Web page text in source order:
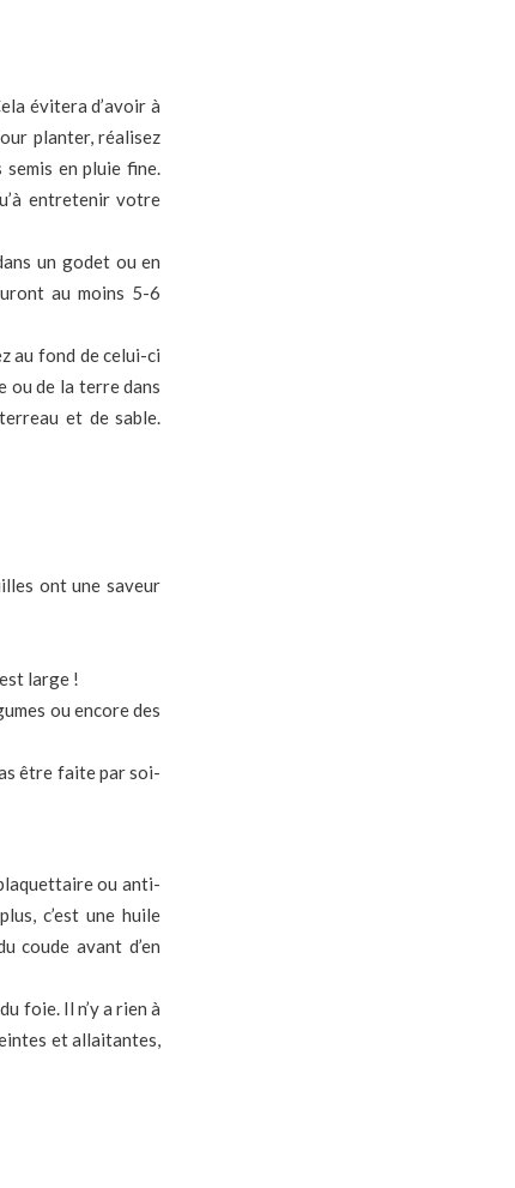
évitera d’avoir à
planter, réalisez
en pluie fine.
entretenir votre
un godet ou en
au moins 5-6
au fond de celui-ci
ou de la terre dans
et de sable.
ont une saveur
large !
ou encore des
être faite par soi-
ou anti-
c’est une huile
coude avant d’en
foie. Il n’y a rien à
et allaitantes,